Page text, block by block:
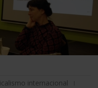
internacional